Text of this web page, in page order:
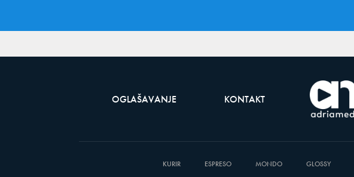
OGLAŠAVANJE KONTAKT
KURIR ESPRESO MONDO GLOSSY